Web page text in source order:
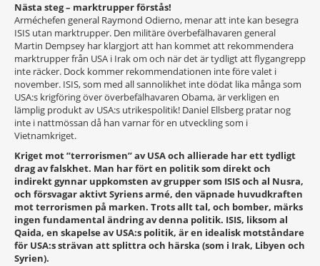
Nästa steg – marktrupper förstås!
Arméchefen general Raymond Odierno, menar att inte kan besegra
ISIS utan marktrupper. Den militäre överbefälhavaren general
Martin Dempsey har klargjort att han kommet att rekommendera
marktrupper från USA i Irak om och när det är tydligt att flygangrepp
inte räcker. Dock kommer rekommendationen inte före valet i
november. ISIS, som med all sannolikhet inte dödat lika många som
USA:s krigföring över överbefälhavaren Obama, är verkligen en
lämplig produkt av USA:s utrikespolitik! Daniel Ellsberg pratar nog
inte i nattmössan då han varnar för en utveckling som i
Vietnamkriget.
Kriget mot ”terrorismen” av USA och allierade har ett tydligt
drag av falskhet. Man har fört en politik som direkt och
indirekt gynnar uppkomsten av grupper som ISIS och al Nusra,
och försvagar aktivt Syriens armé, den väpnade huvudkraften
mot terrorismen på marken. Trots allt tal, och bomber, märks
ingen fundamental ändring av denna politik. ISIS, liksom al
Qaida, en skapelse av USA:s politik, är en idealisk motståndare
för USA:s strävan att splittra och härska (som i Irak, Libyen och
Syrien).